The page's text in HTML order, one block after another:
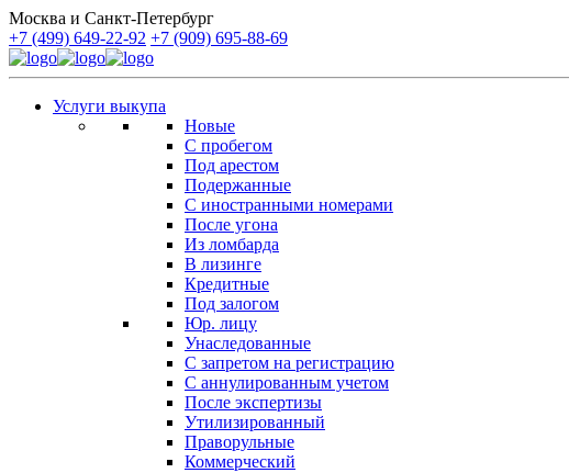
Москва и Санкт-Петербург
+7 (499) 649-22-92 +7 (909) 695-88-69
Услуги выкупа
Новые
С пробегом
Под арестом
Подержанные
С иностранными номерами
После угона
Из ломбарда
В лизинге
Кредитные
Под залогом
Юр. лицу
Унаследованные
С запретом на регистрацию
С аннулированным учетом
После экспертизы
Утилизированный
Праворульные
Коммерческий